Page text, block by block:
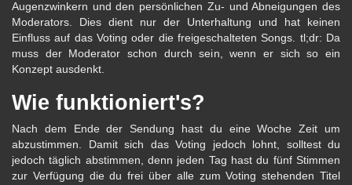
Augenzwinkern und den persönlichen Zu- und Abneigungen des
Moderators. Dies dient nur der Unterhaltung und hat keinen
Einfluss auf das Voting oder die freigeschalteten Songs. tl;dr: Da
muss der Moderator schon durch sein, wenn er sich so ein
Konzept ausdenkt.
Wie funktioniert's?
Nach dem Ende der Sendung hast du eine Woche Zeit um
abzustimmen. Damit sich das Voting jedoch lohnt, solltest du
jedoch täglich abstimmen, denn jeden Tag hast du fünf Stimmen
zur Verfügung die du frei über alle zum Voting stehenden Titel